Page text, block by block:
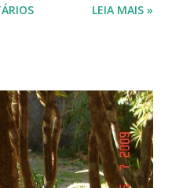
do flamboyant. Flores do
de uma lanchonete, na
Jerivá ).
- Este está em Brasília,
como 'a ponte do
LEIA MAIS »